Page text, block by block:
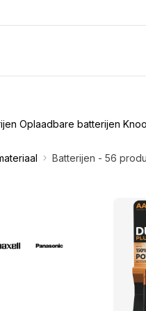
Oplaadbare batterijen
Batterijen - 56